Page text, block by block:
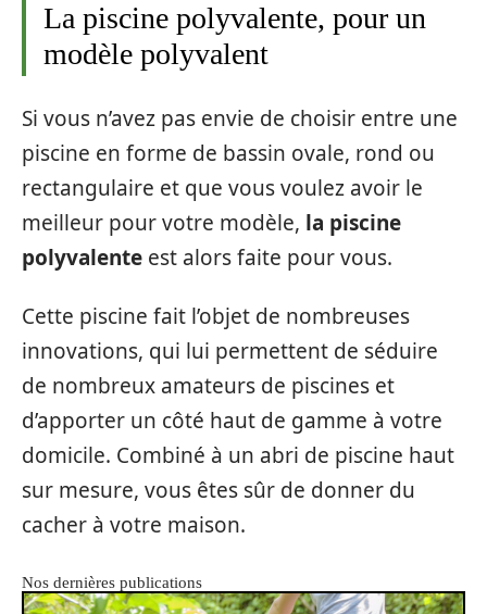
La piscine polyvalente, pour un
modèle polyvalent
Si vous n’avez pas envie de choisir entre une
piscine en forme de bassin ovale, rond ou
rectangulaire et que vous voulez avoir le
meilleur pour votre modèle, la piscine
polyvalente est alors faite pour vous.
Cette piscine fait l’objet de nombreuses
innovations, qui lui permettent de séduire
de nombreux amateurs de piscines et
d’apporter un côté haut de gamme à votre
domicile. Combiné à un abri de piscine haut
sur mesure, vous êtes sûr de donner du
cacher à votre maison.
Nos dernières publications